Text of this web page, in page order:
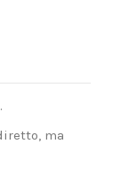
ma